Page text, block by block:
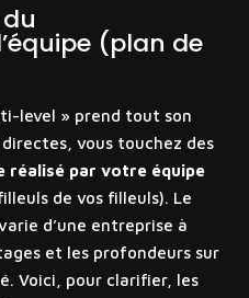
(plan de
level » prend tout son
vous touchez des
réalisé par votre équipe
de vos filleuls). Le
d’une entreprise à
et les profondeurs sur
Voici, pour clarifier, les